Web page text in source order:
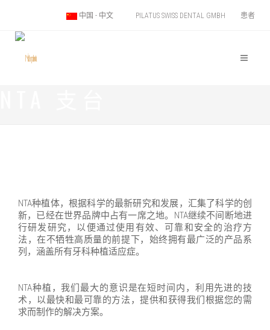
患者
PILATUS SWISS DENTAL GMBH
中国 - 中文
NTA种植体，根据科学的最新研究和发展，汇集了科学的创
新，已经在世界品牌中占有一席之地。NTA继续不间断地进
行研发研究，以便通过使用有效、可靠和安全的治疗方
法，在不牺牲高质量的前提下，始终拥有最广泛的产品系
列，涵盖所有牙科种植适应症。
NTA种植，我们最大的意识是在短时间内，利用先进的技
术，以最快和最可靠的方法，提供和获得我们根据您的需
求而制作的解决方案。